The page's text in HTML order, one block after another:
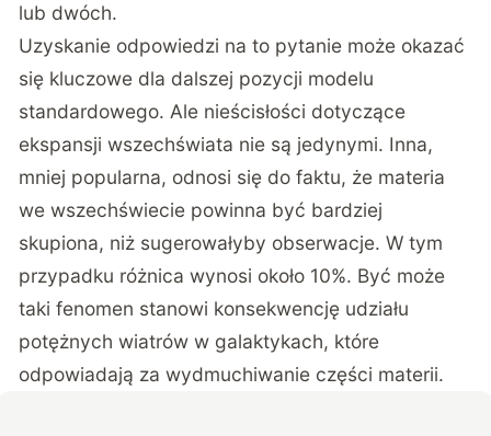
lub dwóch.
Uzyskanie odpowiedzi na to pytanie może okazać
się kluczowe dla dalszej pozycji modelu
standardowego. Ale nieścisłości dotyczące
ekspansji wszechświata nie są jedynymi. Inna,
mniej popularna, odnosi się do faktu, że materia
we wszechświecie powinna być bardziej
skupiona, niż sugerowałyby obserwacje. W tym
przypadku różnica wynosi około 10%. Być może
taki fenomen stanowi konsekwencję udziału
potężnych wiatrów w galaktykach, które
odpowiadają za wydmuchiwanie części materii.